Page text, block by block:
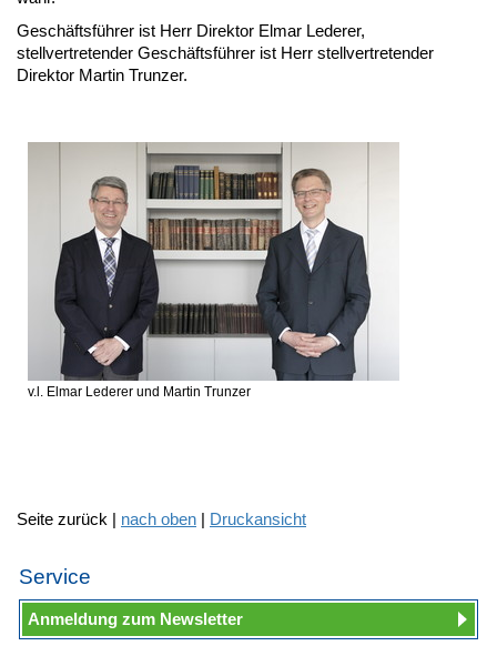
Geschäftsführer ist Herr Direktor Elmar Lederer,
stellvertretender Geschäftsführer ist Herr stellvertretender
Direktor Martin Trunzer.
v.l. Elmar Lederer und Martin Trunzer
Seite zurück | nach oben | Druckansicht
Service
Anmeldung zum Newsletter